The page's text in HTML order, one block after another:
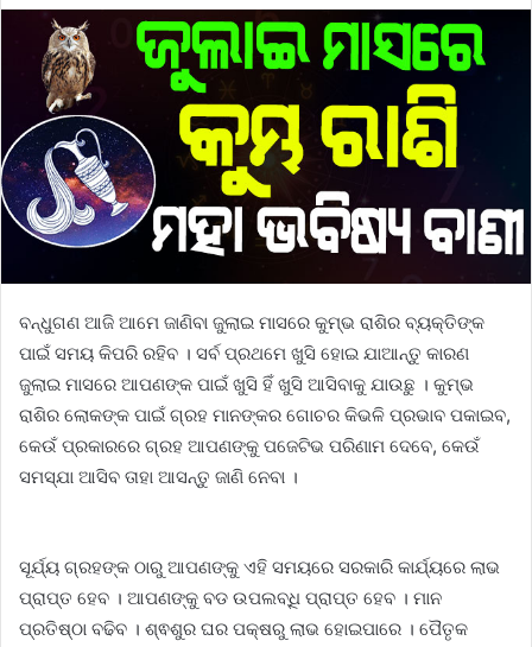
ବନ୍ଧୁଗଣ ଆଜି ଆମେ ଜାଣିବା ଜୁଲାଇ ମାସରେ କୁମ୍ଭ ରାଶିର ବ୍ୟକ୍ତିଙ୍କ
ପାଇଁ ସମୟ କିପରି ରହିବ । ସର୍ବ ପ୍ରଥମେ ଖୁସି ହୋଇ ଯାଆନ୍ତୁ କାରଣ
ଜୁଲାଇ ମାସରେ ଆପଣଙ୍କ ପାଇଁ ଖୁସି ହିଁ ଖୁସି ଆସିବାକୁ ଯାଉଛୁ । କୁମ୍ଭ
ରାଶିର ଲୋକଙ୍କ ପାଇଁ ଗ୍ରହ ମାନଙ୍କର ଗୋଚର କିଭଳି ପ୍ରଭାବ ପକାଇବ,
କେଉଁ ପ୍ରକାରରେ ଗ୍ରହ ଆପଣଙ୍କୁ ପଜେଟିଭ ପରିଣାମ ଦେବେ, କେଉଁ
ସମସ୍ଯା ଆସିବ ତାହା ଆସନ୍ତୁ ଜାଣି ନେବା ।
ସୂର୍ଯ୍ୟ ଗ୍ରହଙ୍କ ଠାରୁ ଆପଣଙ୍କୁ ଏହି ସମୟରେ ସରକାରି କାର୍ଯ୍ୟରେ ଲାଭ
ପ୍ରାପ୍ତ ହେବ । ଆପଣଙ୍କୁ ବଡ ଉପଲବ୍ଧି ପ୍ରାପ୍ତ ହେବ । ମାନ
ପ୍ରତିଷ୍ଠା ବଢିବ । ଶ୍ଵଶୁର ଘର ପକ୍ଷରୁ ଲାଭ ହୋଇପାରେ । ପୈତୃକ